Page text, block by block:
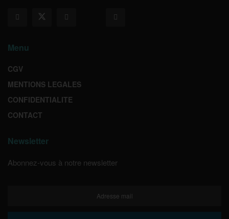
Menu
CGV
MENTIONS LEGALES
CONFIDENTIALITE
CONTACT
Newsletter
Abonnez-vous à notre newsletter